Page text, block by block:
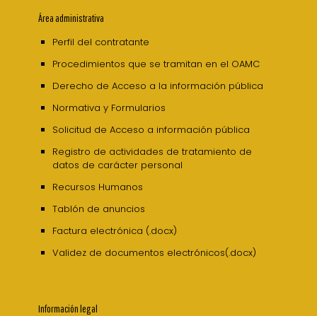
Área administrativa
Perfil del contratante
Procedimientos que se tramitan en el OAMC
Derecho de Acceso a la información pública
Normativa y Formularios
Solicitud de Acceso a información pública
Registro de actividades de tratamiento de
datos de carácter personal
Recursos Humanos
Tablón de anuncios
Factura electrónica (.docx)
Validez de documentos electrónicos(.docx)
Información legal